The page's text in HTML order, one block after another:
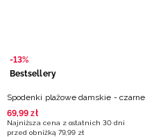
-13%
Bestsellery
Spodenki plażowe damskie - czarne
69,99 zł
Najniższa cena z ostatnich 30 dni
przed obniżką 79,99 zł